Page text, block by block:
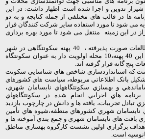
تدوین و اجرا شده است اظهار داشت: در این
ها در قالب های مختلفی از جمله کتابچه و به دو
می شود تا مورد استفاده سایر شرکت کنندگان قرار
در این زمینه منتقل می شود تا مورد بهره برداری
گفتنی است بر اساس مطالعات صورت پذیرفته ، 40 پهنه سکونتگاهی در شهر
شیراز شناسایی شد که از این 40 پهنه،10 محله اولویت دار به عنوان سکونتگاه
پنج گانه قرار گرفته اند.
که استانداردسازي شاخص هاي شناسايي سکونت
بانک اطلاعاتي مربوطه، سياست هاي کشورهاي
و بهسازي سکونتگاههاي نابسامان شهري،
هاي اجرايي انجام شده در سکونتگاههاي
تبادل تجربيات، يافته ها و دانش در چارچوب بازديد
نابسامان شهري کشورهاي منطقه،شيوه هاي تأمين
بافت هاي نابسامان شهري و جمع بندي آموخته ها و
برگزاري اولين نشست کارگروه بهسازي مناطق
است.